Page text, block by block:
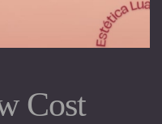
Cost